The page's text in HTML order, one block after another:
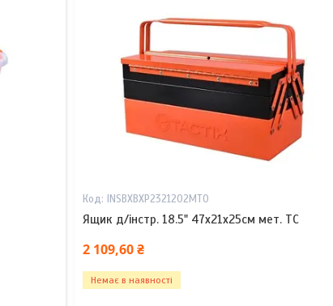
INSBXBXP2321202MT0
Ящик д/інстр. 18.5" 47х21х25см мет. TC
2 109,60 ₴
Немає в наявності